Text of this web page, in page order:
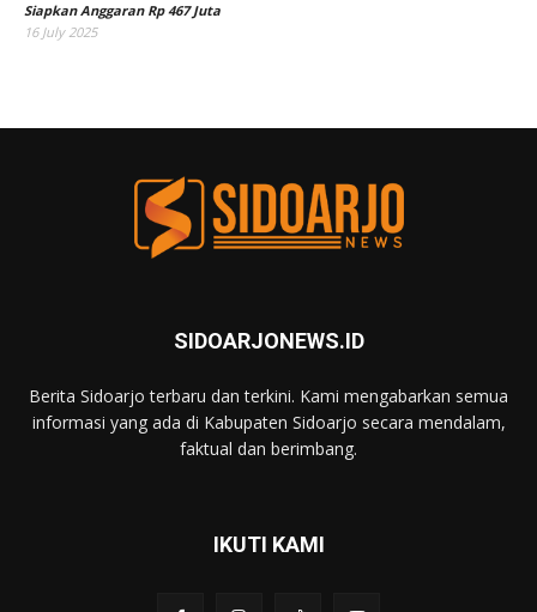
Siapkan Anggaran Rp 467 Juta
16 July 2025
SIDOARJONEWS.ID
Berita Sidoarjo terbaru dan terkini. Kami mengabarkan semua
informasi yang ada di Kabupaten Sidoarjo secara mendalam,
faktual dan berimbang.
IKUTI KAMI